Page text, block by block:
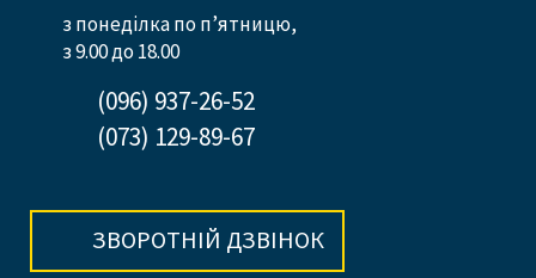
з понеділка по п’ятницю,
з 9.00 до 18.00
(096) 937-26-52
(073) 129-89-67
ЗВОРОТНІЙ ДЗВІНОК